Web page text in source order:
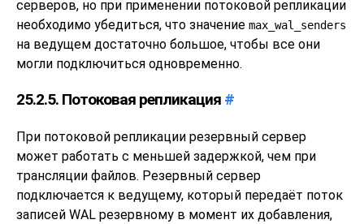
серверов, но при применении потоковой репликации
необходимо убедиться, что значение max_wal_senders
на ведущем достаточно большое, чтобы все они
могли подключиться одновременно.
25.2.5. Потоковая репликация #
При потоковой репликации резервный сервер
может работать с меньшей задержкой, чем при
трансляции файлов. Резервный сервер
подключается к ведущему, который передаёт поток
записей WAL резервному в момент их добавления,